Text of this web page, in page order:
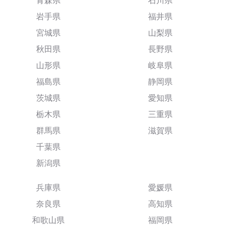
岩手県
宮城県
秋田県
山形県
福島県
茨城県
栃木県
群馬県
千葉県
新潟県
福井県
山梨県
長野県
岐阜県
静岡県
愛知県
三重県
滋賀県
兵庫県
奈良県
和歌山県
愛媛県
高知県
福岡県